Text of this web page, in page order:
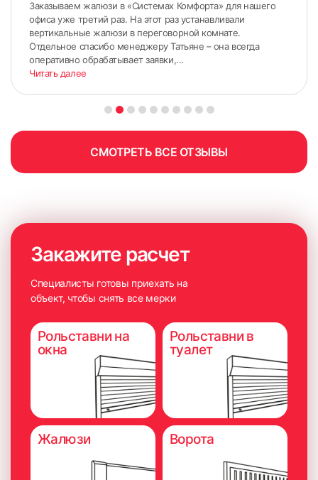
6. Закрепить карниз с помощью саморезов. Не
рекомендуем крепить саморезы в штапик, чтобы не
повредить стеклопакет
Заказываем жалюзи в «Системах Комфорта» для нашего
офиса уже третий раз. На этот раз устанавливали
вертикальные жалюзи в переговорной комнате.
Отдельное спасибо менеджеру Татьяне – она всегда
оперативно обрабатывает заявки,...
Читать далее
СМОТРЕТЬ ВСЕ ОТЗЫВЫ
Закажите расчет
Специалисты готовы приехать на
объект, чтобы снять все мерки
Рольставни на
окна
Рольставни в
туалет
Жалюзи Ворота